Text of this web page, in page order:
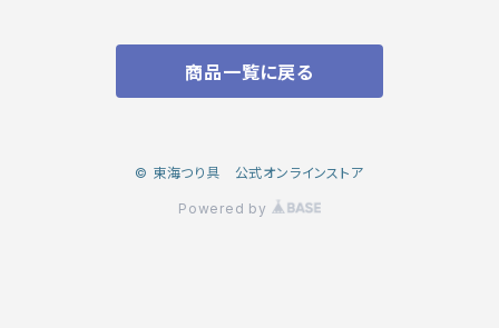
商品一覧に戻る
© 東海つり具 公式オンラインストア
Powered by